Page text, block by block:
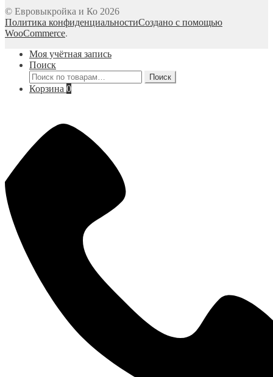
© Евровыкройка и Ко 2026
Политика конфиденциальностиСоздано с помощью
WooCommerce.
Моя учётная запись
Поиск
Искать:
Поиск
Корзина 0